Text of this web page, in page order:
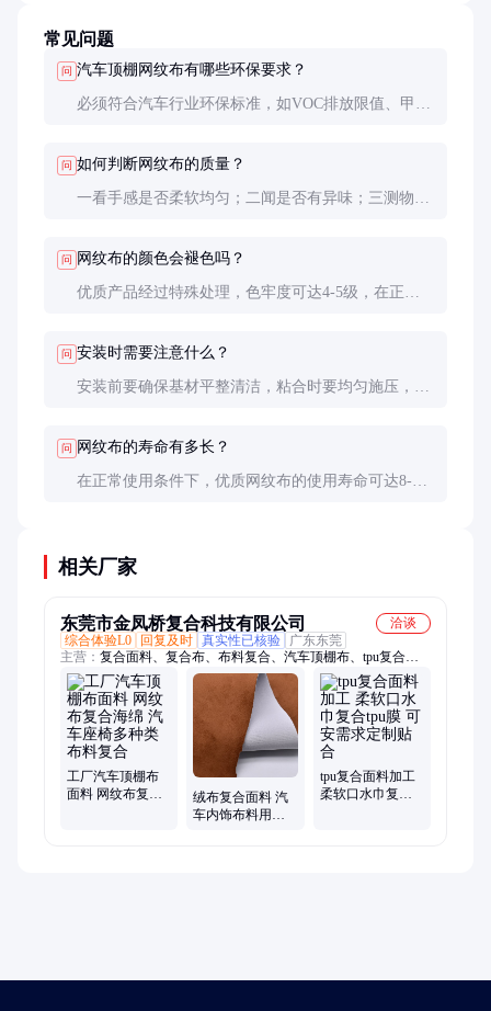
常见问题
问 汽车顶棚网纹布有哪些环保要求？
必须符合汽车行业环保标准，如VOC排放限值、甲醛
件。
问 如何判断网纹布的质量？
一看手感是否柔软均匀；二闻是否有异味；三测物理
问 网纹布的颜色会褪色吗？
优质产品经过特殊处理，色牢度可达4-5级，在正常
问 安装时需要注意什么？
安装前要确保基材平整清洁，粘合时要均匀施压，避
问 网纹布的寿命有多长？
在正常使用条件下，优质网纹布的使用寿命可达8-10
相关厂家
东莞市金凤桥复合科技有限公司
洽谈
综合体验L0
回复及时 真实性已核验
广东东莞
主营： 复合面料、复合布、布料复合、汽车顶棚布、tpu复合面
料、海绵复合布、热熔胶复合、火焰复合、高密度海绵、高回弹
海绵、慢回弹海绵、防火海绵、阻燃海绵、鸡蛋棉、包装海绵、
异型海绵
工厂汽车顶棚布
面料 网纹布复合
绒布复合面料 汽
车内饰布料用品
tpu复合面料加工
柔软口水巾复合